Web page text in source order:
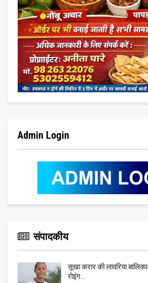
Admin Login
संपादकीय
सूखा करार की लावरिया
रोइंग…